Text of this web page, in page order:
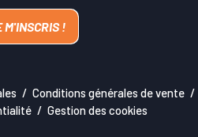
M'INSCRIS !
Conditions générales de vente
Gestion des cookies